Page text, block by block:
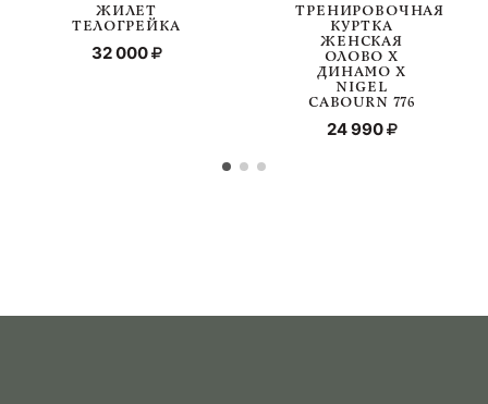
ЖИЛЕТ
ТЕЛОГРЕЙКА
32 000
ТРЕНИРОВОЧНАЯ
КУРТКА
ЖЕНСКАЯ
ОЛОВО Х
ДИНАМО Х
NIGEL
CABOURN 776
24 990